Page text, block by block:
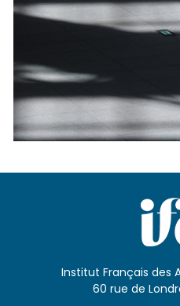
Institut Français des
60 rue de